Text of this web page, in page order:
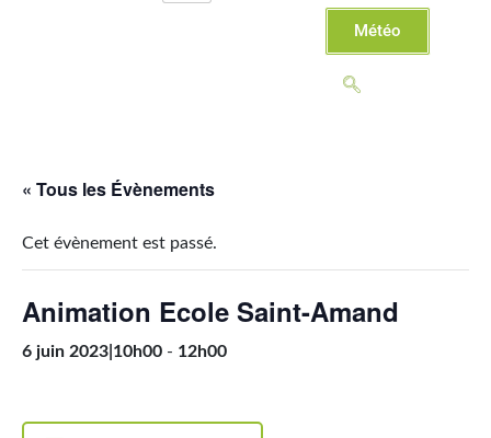
Météo
« Tous les Évènements
Cet évènement est passé.
Animation Ecole Saint-Amand
6 juin 2023|10h00 - 12h00